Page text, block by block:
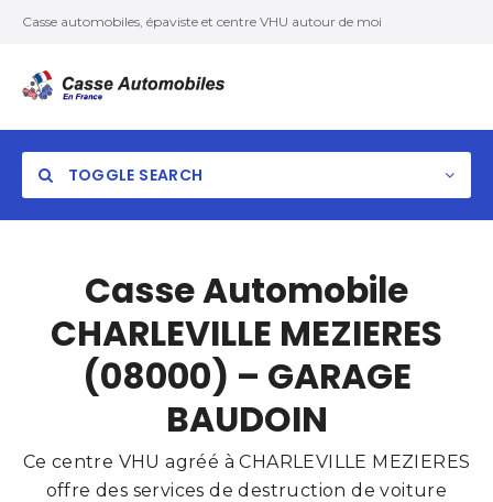
Casse automobiles, épaviste et centre VHU autour de moi
TOGGLE SEARCH
Casse Automobile
CHARLEVILLE MEZIERES
(08000) – GARAGE
BAUDOIN
Ce centre VHU agréé à CHARLEVILLE MEZIERES
offre des services de destruction de voiture